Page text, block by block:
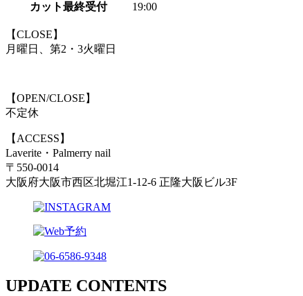
カット最終受付
19:00
【CLOSE】
月曜日、第2・3火曜日
【OPEN/CLOSE】
不定休
【ACCESS】
Laverite・Palmerry nail
〒550-0014
大阪府大阪市西区北堀江1-12-6 正隆大阪ビル3F
UPDATE CONTENTS